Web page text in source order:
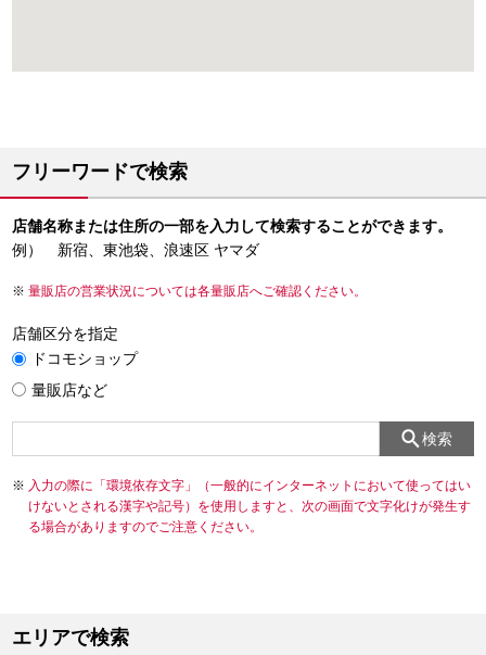
フリーワードで検索
店舗名称または住所の一部を入力して検索することができます。
例） 新宿、東池袋、浪速区 ヤマダ
量販店の営業状況については各量販店へご確認ください。
店舗区分を指定
ドコモショップ
量販店など
検索
入力の際に「環境依存文字」（一般的にインターネットにおいて使ってはい
けないとされる漢字や記号）を使用しますと、次の画面で文字化けが発生す
る場合がありますのでご注意ください。
エリアで検索